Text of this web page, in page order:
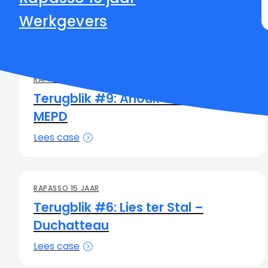
Werkgevers
RAPASSO 15 JAAR
Terugblik #9: Anouk & Paul –
MEPD
Lees case
RAPASSO 15 JAAR
Terugblik #6: Lies ter Stal –
Duchatteau
Lees case